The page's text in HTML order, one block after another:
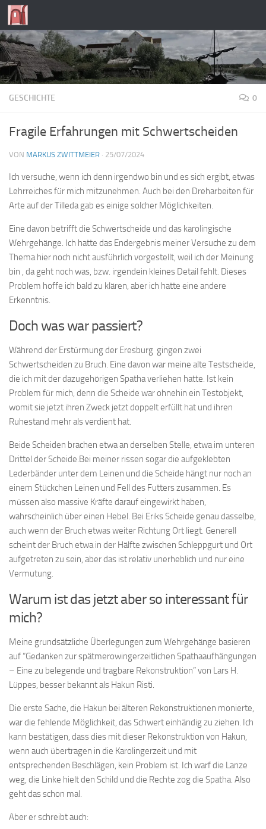
Zum Inhalt springen
GESCHICHTE 0
Fragile Erfahrungen mit Schwertscheiden
VON MARKUS ZWITTMEIER · 25/07/2024
Ich versuche, wenn ich denn irgendwo bin und es sich ergibt, etwas
Lehrreiches für mich mitzunehmen. Auch bei den Dreharbeiten für
Arte auf der Tilleda gab es einige solcher Möglichkeiten.
Eine davon betrifft die Schwertscheide und das karolingische
Wehrgehänge. Ich hatte das Endergebnis meiner Versuche zu dem
Thema hier noch nicht ausführlich vorgestellt, weil ich der Meinung
bin , da geht noch was, bzw. irgendein kleines Detail fehlt. Dieses
Problem hoffe ich bald zu klären, aber ich hatte eine andere
Erkenntnis.
Doch was war passiert?
Während der Erstürmung der Eresburg gingen zwei
Schwertscheiden zu Bruch. Eine davon war meine alte Testscheide,
die ich mit der dazugehörigen Spatha verliehen hatte. Ist kein
Problem für mich, denn die Scheide war ohnehin ein Testobjekt,
womit sie jetzt ihren Zweck jetzt doppelt erfüllt hat und ihren
Ruhestand mehr als verdient hat.
Beide Scheiden brachen etwa an derselben Stelle, etwa im unteren
Drittel der Scheide.Bei meiner rissen sogar die aufgeklebten
Lederbänder unter dem Leinen und die Scheide hängt nur noch an
einem Stückchen Leinen und Fell des Futters zusammen. Es
müssen also massive Kräfte darauf eingewirkt haben,
wahrscheinlich über einen Hebel. Bei Eriks Scheide genau dasselbe,
auch wenn der Bruch etwas weiter Richtung Ort liegt. Generell
scheint der Bruch etwa in der Hälfte zwischen Schleppgurt und Ort
aufgetreten zu sein, aber das ist relativ unerheblich und nur eine
Vermutung.
Warum ist das jetzt aber so interessant für
mich?
Meine grundsätzliche Überlegungen zum Wehrgehänge basieren
auf “Gedanken zur spätmerowingerzeitlichen Spathaaufhängungen
– Eine zu belegende und tragbare Rekonstruktion” von Lars H.
Lüppes, besser bekannt als Hakun Risti.
Die erste Sache, die Hakun bei älteren Rekonstruktionen monierte,
war die fehlende Möglichkeit, das Schwert einhändig zu ziehen. Ich
kann bestätigen, dass dies mit dieser Rekonstruktion von Hakun,
wenn auch übertragen in die Karolingerzeit und mit
entsprechenden Beschlägen, kein Problem ist. Ich warf die Lanze
weg, die Linke hielt den Schild und die Rechte zog die Spatha. Also
geht das schon mal.
Aber er schreibt auch: